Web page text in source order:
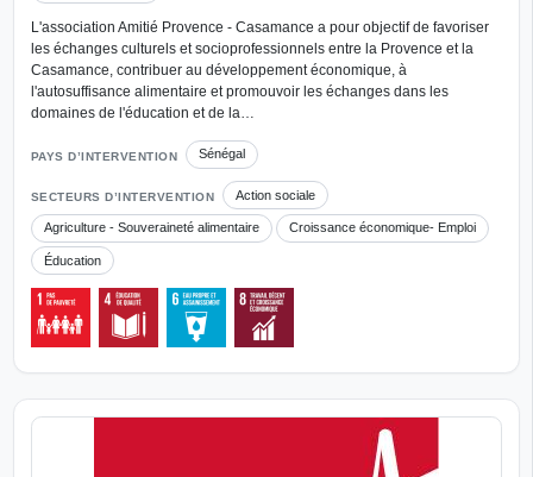
L'association Amitié Provence - Casamance a pour objectif de favoriser
les échanges culturels et socioprofessionnels entre la Provence et la
Casamance, contribuer au développement économique, à
l'autosuffisance alimentaire et promouvoir les échanges dans les
domaines de l'éducation et de la…
PAYS D’INTERVENTION Sénégal
SECTEURS D’INTERVENTION Action sociale
Agriculture - Souveraineté alimentaire Croissance économique- Emploi
Éducation